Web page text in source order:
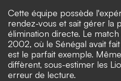
Cette équipe possède
rendez-vous et sait gérer la
élimination directe. Le
2002, où le Sénégal avait
est le parfait exemple.
diffèrent, sous-estimer les
erreur de lecture.